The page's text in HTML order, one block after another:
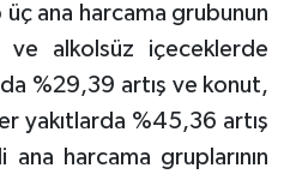
üç ana harcama grubunun
ve alkolsüz içeceklerde
%29,39 artış ve konut,
yakıtlarda %45,36 artış
harcama gruplarının